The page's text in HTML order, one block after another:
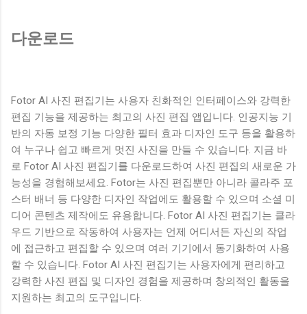
다운로드
Fotor AI 사진 편집기는 사용자 친화적인 인터페이스와 강력한
편집 기능을 제공하는 최고의 사진 편집 앱입니다. 인공지능 기
반의 자동 보정 기능 다양한 필터 효과 디자인 도구 등을 활용하
여 누구나 쉽고 빠르게 멋진 사진을 만들 수 있습니다. 지금 바
로 Fotor AI 사진 편집기를 다운로드하여 사진 편집의 새로운 가
능성을 경험해보세요. Fotor는 사진 편집뿐만 아니라 콜라주 포
스터 배너 등 다양한 디자인 작업에도 활용할 수 있으며 소셜 미
디어 콘텐츠 제작에도 유용합니다. Fotor AI 사진 편집기는 클라
우드 기반으로 작동하여 사용자는 언제 어디서든 자신의 작업
에 접근하고 편집할 수 있으며 여러 기기에서 동기화하여 사용
할 수 있습니다. Fotor AI 사진 편집기는 사용자에게 편리하고
강력한 사진 편집 및 디자인 경험을 제공하며 창의적인 활동을
지원하는 최고의 도구입니다.